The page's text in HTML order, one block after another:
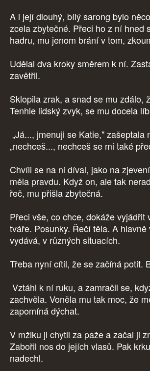
A i její dlouhý, bílý sarong bylo
zcela zbytečné. Přeci ho z ní hned
hadru, mu jenom brání v tom,
Udělal dva kroky směrem k ní.
zavětřil.
Sklopila zrak, a snad se mu zdálo,
Tenhle lidský zvyk, se mu docela
„Já..., jmenuji se Katie," zašeptala
„nechceš..., nechceš se mi také
Chvíli se na ni díval, jako na
měla pravdu. Když on, ale tak
řeč, mu přišla zbytečná.
Přeci vše, co chce, dokáže vyjádřit
tváře. Posunky. Řečí těla. A hlavně
vydává, v různých situacích.
Třeba nyní cítil, že se začíná potit.
Vztáhl k ní ruku, a zamračil se,
zachvěla. Voněla mu tak moc, že
zapomíná dýchat.
V mžiku ji chytil za paže a začal ji
Zabořil nos do jejích vlasů. Pak
nadechl.